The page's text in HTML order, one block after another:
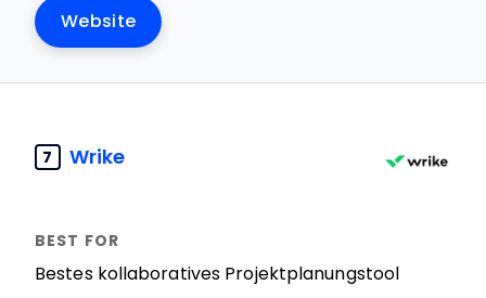
Website
7 Wrike
Bestes kollaboratives Projektplanungstool